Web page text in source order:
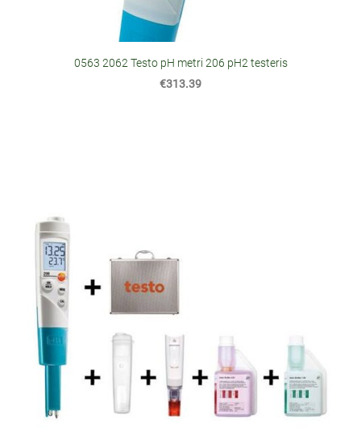
0563 2062 Testo pH metri 206 pH2 testeris
€313.39